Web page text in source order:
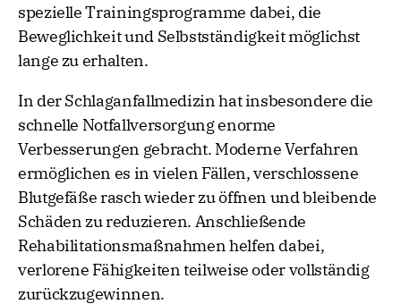
spezielle Trainingsprogramme dabei, die
Beweglichkeit und Selbstständigkeit möglichst
lange zu erhalten.
In der Schlaganfallmedizin hat insbesondere die
schnelle Notfallversorgung enorme
Verbesserungen gebracht. Moderne Verfahren
ermöglichen es in vielen Fällen, verschlossene
Blutgefäße rasch wieder zu öffnen und bleibende
Schäden zu reduzieren. Anschließende
Rehabilitationsmaßnahmen helfen dabei,
verlorene Fähigkeiten teilweise oder vollständig
zurückzugewinnen.